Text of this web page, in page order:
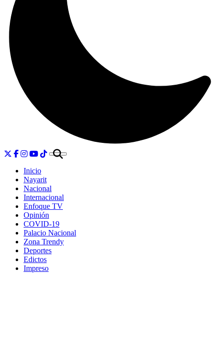
Inicio
Nayarit
Nacional
Internacional
Enfoque TV
Opinión
COVID-19
Palacio Nacional
Zona Trendy
Deportes
Edictos
Impreso